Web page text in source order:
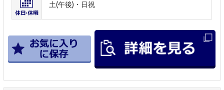
土(午後)・日祝